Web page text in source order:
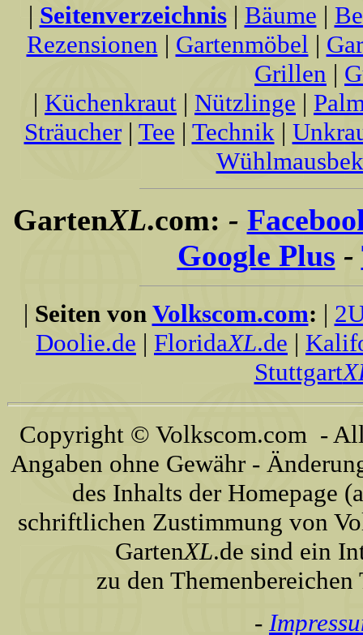
| Seitenverzeichnis| Bäume |
Rezensionen | Gartenmöbel |
Grillen |
| Küchenkraut | Nützlinge |
Sträucher| Tee | Technik|
GartenXL.com: -
Google Plus -
| Seiten von Volkscom.com: |
Doolie.de | FloridaXL.de |
Stuttgart
Copyright © Volkscom.com -
Angaben ohne Gewähr -
des Inhalts der Homepage
schriftlichen Zustimmung von
GartenXL.de sind ein
zu den
-